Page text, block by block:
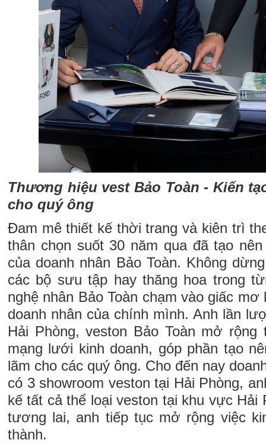
Thương hiệu vest Bảo Toàn - Kiến
cho quý ông
Đam mê thiết kế thời trang và kiên trì
thân chọn suốt 30 năm qua đã tạo
của doanh nhân Bảo Toàn. Không
các bộ sưu tập hay thăng hoa trong
nghệ nhân Bảo Toàn chạm vào giấc
doanh nhân của chính mình. Anh lần
Hải Phòng, veston Bảo Toàn mở
mạng lưới kinh doanh, góp phần tạo
lãm cho các quý ông. Cho đến nay
có 3 showroom veston tại Hải Phòng,
kế tất cả thể loại veston tại khu vực Hải
tương lai, anh tiếp tục mở rộng việc
thành.